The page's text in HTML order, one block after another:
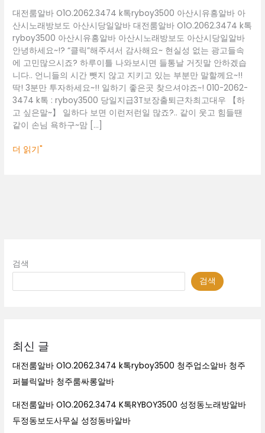
대전룸알바 O1O.2062.3474 k톡ryboy3500 아산시유흥알바 아
산시노래방보도 아산시당일알바 대전룸알바 O1O.2062.3474 k톡
ryboy3500 아산시유흥알바 아산시노래방보도 아산시당일알바
안녕하세요~!? “클릭”해주셔서 감사해요~ 현실성 없는 광고들속
에 고민많으시죠? 하루이틀 나와보시면 들통날 거짓말 안하겠습
니다.. 언니들의 시간 뺏지 않고 지키고 있는 부분만 말할께요~!!
딱! 3분만 투자하세요~!! 일하기 좋은곳 찾으셔야죠~! 010-2062-
3474 k톡 : ryboy3500 당일지급3T보장출퇴근차최고대우 【하
고 싶은말~】 일하다 보면 이런저런일 많죠?.. 같이 웃고 힘들땐
같이 손님 욕하구~맘 […]
유
흥
알
바
아
산
시
노
래
방
도
더 읽기"
검색
검색
최신 글
대전룸알바 O1O.2062.3474 k톡ryboy3500 청주업소알바 청주
퍼블릭알바 청주룸싸롱알바
대전룸알바 O1O.2062.3474 K톡RYBOY3500 성정동노래방알바
두정동보도사무실 성정동바알바